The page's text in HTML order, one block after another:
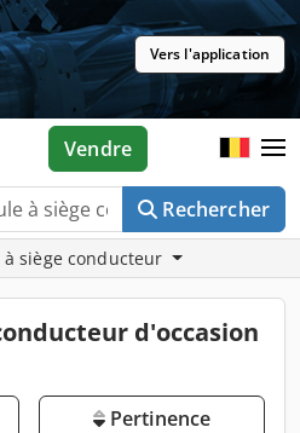
Vers l'application
Rechercher
Vendre
siège conducteur
d'occasion
Pertinence